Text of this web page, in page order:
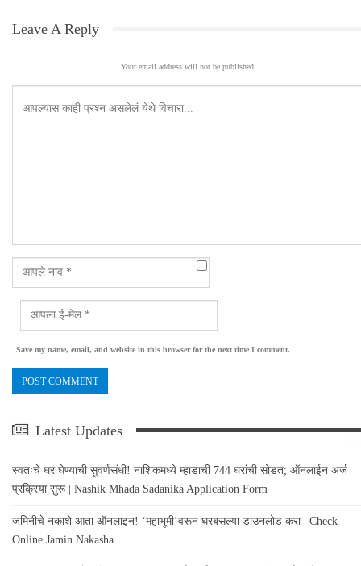
Leave A Reply
Your email address will not be published.
Save my name, email, and website in this browser for the next time I comment.
Latest Updates
स्वतःचे घर घेण्याची सुवर्णसंधी! नाशिकमध्ये म्हाडाची 744 घरांची सोडत; ऑनलाईन अर्ज
प्रक्रिया सुरू | Nashik Mhada Sadanika Application Form
जमिनीचे नकाशे आता ऑनलाइन! ‘महाभूमी’वरून घरबसल्या डाउनलोड करा | Check
Online Jamin Nakasha